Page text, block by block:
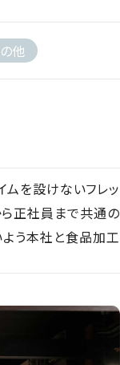
他
ムを設けないフレッ
ら正社員まで共通の
よう本社と食品加工